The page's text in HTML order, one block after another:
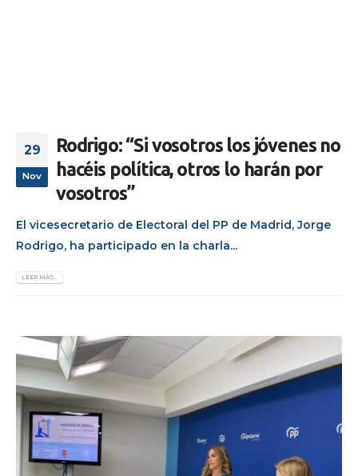
29
Nov
Rodrigo: “Si vosotros los jóvenes no
hacéis política, otros lo harán por
vosotros”
El vicesecretario de Electoral del PP de Madrid, Jorge
Rodrigo, ha participado en la charla...
LEER MÁS...